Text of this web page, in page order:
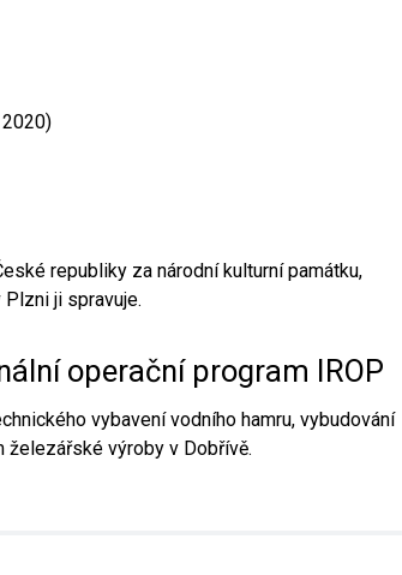
republiky za národní kulturní památku,
ji spravuje.
operační program IROP
vybavení vodního hamru, vybudování
výroby v Dobřívě.